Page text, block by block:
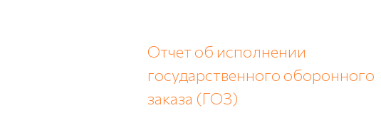
Отчет об исполнении
государственного оборонного
заказа (ГОЗ)